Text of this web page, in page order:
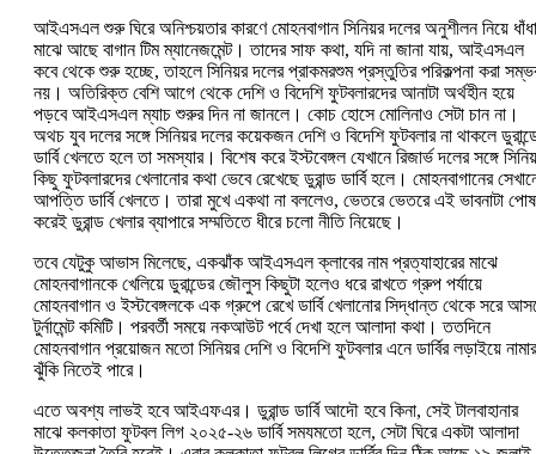
আইএসএল শুরু ঘিরে অনিশ্চয়তার কারণে মোহনবাগান সিনিয়র দলের অনুশীলন নিয়ে
মাঝে আছে বাগান টিম ম্যানেজমেন্ট। তাদের সাফ কথা, যদি না জানা যায়, আইএসএল
কবে থেকে শুরু হচ্ছে, তাহলে সিনিয়র দলের প্রাকমরশুম প্রস্তুতির পরিকল্পনা করা
নয়। অতিরিক্ত বেশি আগে থেকে দেশি ও বিদেশি ফুটবলারদের আনাটা অর্থহীন হয়ে
পড়বে আইএসএল ম্যাচ শুরুর দিন না জানলে। কোচ হোসে মোলিনাও সেটা চান না।
অথচ যুব দলের সঙ্গে সিনিয়র দলের কয়েকজন দেশি ও বিদেশি ফুটবলার না থাকলে
ডার্বি খেলতে হলে তা সমস্যার। বিশেষ করে ইস্টবেঙ্গল যেখানে রিজার্ভ দলের সঙ্গে
কিছু ফুটবলারদের খেলানোর কথা ভেবে রেখেছে ডুরান্ড ডার্বি হলে। মোহনবাগানের
আপত্তি ডার্বি খেলতে। তারা মুখে একথা না বললেও, ভেতরে ভেতরে এই ভাবনাটা
করেই ডুরান্ড খেলার ব্যাপারে সম্মতিতে ধীরে চলো নীতি নিয়েছে।
তবে যেটুকু আভাস মিলেছে, একঝাঁক আইএসএল ক্লাবের নাম প্রত্যাহারের মাঝে
মোহনবাগানকে খেলিয়ে ডুরান্ডের জৌলুস কিছুটা হলেও ধরে রাখতে গ্রুপ পর্যায়ে
মোহনবাগান ও ইস্টবেঙ্গলকে এক গ্রুপে রেখে ডার্বি খেলানোর সিদ্ধান্ত থেকে সরে
টুর্নামেন্ট কমিটি। পরবর্তী সময়ে নকআউট পর্বে দেখা হলে আলাদা কথা। ততদিনে
মোহনবাগান প্রয়োজন মতো সিনিয়র দেশি ও বিদেশি ফুটবলার এনে ডার্বির লড়াইয়ে নামার
ঝুঁকি নিতেই পারে।
এতে অবশ্য লাভই হবে আইএফএর। ডুরান্ড ডার্বি আদৌ হবে কিনা, সেই টালবাহানার
মাঝে কলকাতা ফুটবল লিগ ২০২৫-২৬ ডার্বি সমযমতো হলে, সেটা ঘিরে একটা আলাদা